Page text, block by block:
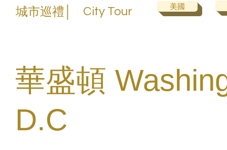
城市巡禮│ City Tour 美國
華盛頓
D.C